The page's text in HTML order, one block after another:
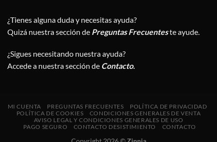
¿Tienes alguna duda y necesitas ayuda?
Quizá nuestra sección de Preguntas Frecuenteste ayude.
¿Sigues necesitando nuestra ayuda?
Accede a nuestra sección de Contacto.
MI CUENTA PREGUNTAS FRECUENTES
POLÍTICA DE PRIVACIDAD
POLÍTICA DE COOKIES
CONDICIONES GENERALES DE VENTA
AVISO LEGAL Y CONDICIONES GENERALES DE USO
PAGO SEGURO
CONTACTO DESISTIMIENTO CONTACTO